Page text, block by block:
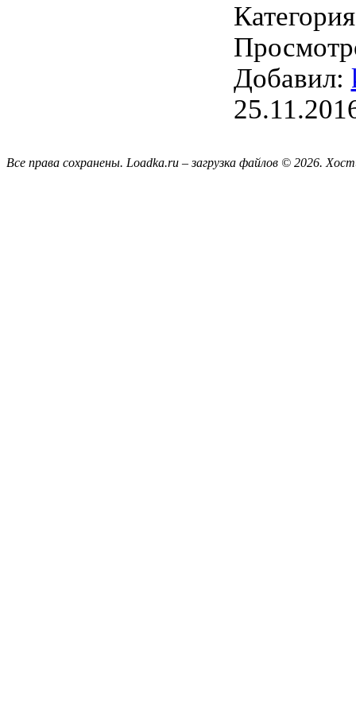
Добавил:
Все права сохранены. Loadka.ru – загрузка файлов © 2026.